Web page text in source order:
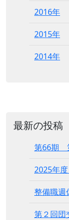
2016年
2015年
2014年
最新の投稿
第66期
2025年
整備職週
第２回